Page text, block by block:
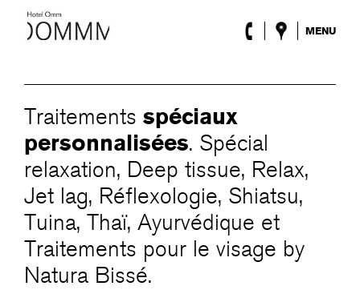
MENU
Spa
Terrasse
Lobby & Club
Évènements
Promotions
ENG / ESP / FRA / CAT
Traitements spéciaux
personnalisées. Spécial
relaxation, Deep tissue, Relax,
Jet lag, Réflexologie, Shiatsu,
Tuina, Thaï, Ayurvédique et
Traitements pour le visage by
Natura Bissé.